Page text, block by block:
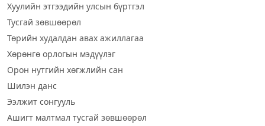
Хуулийн этгээдийн улсын бүртгэл
Тусгай зөвшөөрөл
Төрийн худалдан авах ажиллагаа
Хөрөнгө орлогын мэдүүлэг
Орон нутгийн хөгжлийн сан
Шилэн данс
Ээлжит сонгууль
Ашигт малтмал тусгай зөвшөөрөл